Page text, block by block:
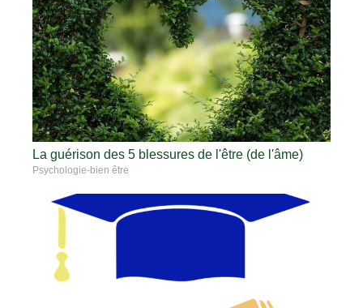
La guérison des 5 blessures de l'être (de l'âme)
Psychologie-bien être